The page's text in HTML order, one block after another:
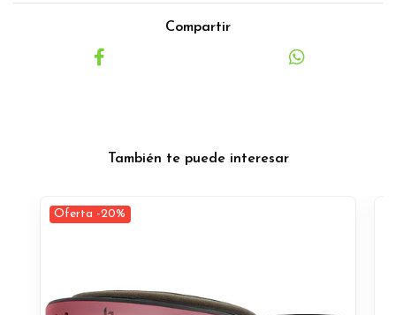
Compartir
También te puede interesar
Oferta -20%